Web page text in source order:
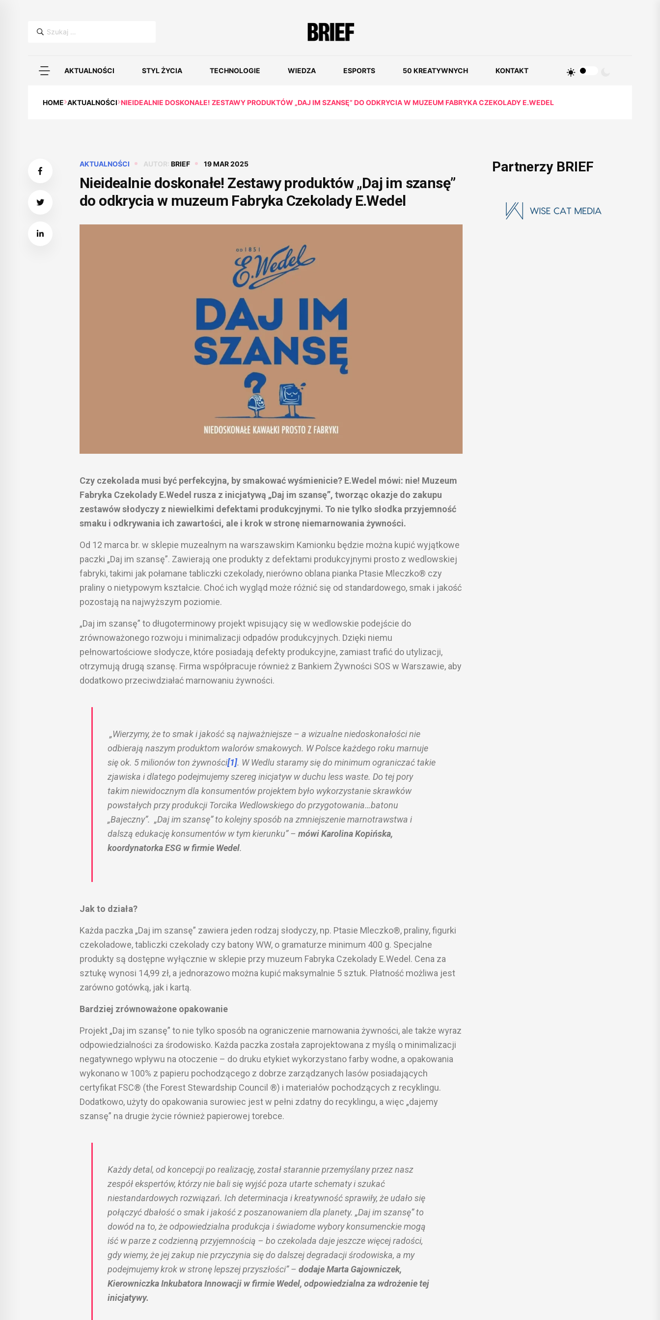
Szukaj:
AKTUALNOŚCI STYL ŻYCIA TECHNOLOGIE WIEDZA ESPORTS 50 KREATYWNYCH KONTAKT
HOME AKTUALNOŚCI NIEIDEALNIE DOSKONAŁE! ZESTAWY PRODUKTÓW „DAJ IM SZANSĘ” DO ODKRYCIA W MUZEUM FABRYKA CZEKOLADY E.WEDEL
AKTUALNOŚCI AUTOR: BRIEF 19 MAR 2025
Nieidealnie doskonałe! Zestawy produktów „Daj im szansę”
do odkrycia w muzeum Fabryka Czekolady E.Wedel
Czy czekolada musi być perfekcyjna, by smakować wyśmienicie? E.Wedel mówi: nie! Muzeum
Fabryka Czekolady E.Wedel rusza z inicjatywą „Daj im szansę”, tworząc okazje do zakupu
zestawów słodyczy z niewielkimi defektami produkcyjnymi. To nie tylko słodka przyjemność
smaku i odkrywania ich zawartości, ale i krok w stronę niemarnowania żywności.
Od 12 marca br. w sklepie muzealnym na warszawskim Kamionku będzie można kupić wyjątkowe
paczki „Daj im szansę”. Zawierają one produkty z defektami produkcyjnymi prosto z wedlowskiej
fabryki, takimi jak połamane tabliczki czekolady, nierówno oblana pianka Ptasie Mleczko® czy
praliny o nietypowym kształcie. Choć ich wygląd może różnić się od standardowego, smak i jakość
pozostają na najwyższym poziomie.
„Daj im szansę” to długoterminowy projekt wpisujący się w wedlowskie podejście do
zrównoważonego rozwoju i minimalizacji odpadów produkcyjnych. Dzięki niemu
pełnowartościowe słodycze, które posiadają defekty produkcyjne, zamiast trafić do utylizacji,
otrzymują drugą szansę. Firma współpracuje również z Bankiem Żywności SOS w Warszawie, aby
dodatkowo przeciwdziałać marnowaniu żywności.
„Wierzymy, że to smak i jakość są najważniejsze – a wizualne niedoskonałości nie
odbierają naszym produktom walorów smakowych. W Polsce każdego roku marnuje
się ok. 5 milionów ton żywności[1]. W Wedlu staramy się do minimum ograniczać takie
zjawiska i dlatego podejmujemy szereg inicjatyw w duchu less waste. Do tej pory
takim niewidocznym dla konsumentów projektem było wykorzystanie skrawków
powstałych przy produkcji Torcika Wedlowskiego do przygotowania…batonu
„Bajeczny”. „Daj im szansę” to kolejny sposób na zmniejszenie marnotrawstwa i
dalszą edukację konsumentów w tym kierunku” – mówi Karolina Kopińska,
koordynatorka ESG w firmie Wedel.
Jak to działa?
Każda paczka „Daj im szansę” zawiera jeden rodzaj słodyczy, np. Ptasie Mleczko®, praliny, figurki
czekoladowe, tabliczki czekolady czy batony WW, o gramaturze minimum 400 g. Specjalne
produkty są dostępne wyłącznie w sklepie przy muzeum Fabryka Czekolady E.Wedel. Cena za
sztukę wynosi 14,99 zł, a jednorazowo można kupić maksymalnie 5 sztuk. Płatność możliwa jest
zarówno gotówką, jak i kartą.
Bardziej zrównoważone opakowanie
Projekt „Daj im szansę” to nie tylko sposób na ograniczenie marnowania żywności, ale także wyraz
odpowiedzialności za środowisko. Każda paczka została zaprojektowana z myślą o minimalizacji
negatywnego wpływu na otoczenie – do druku etykiet wykorzystano farby wodne, a opakowania
wykonano w 100% z papieru pochodzącego z dobrze zarządzanych lasów posiadających
certyfikat FSC® (the Forest Stewardship Council ®) i materiałów pochodzących z recyklingu.
Dodatkowo, użyty do opakowania surowiec jest w pełni zdatny do recyklingu, a więc „dajemy
szansę” na drugie życie również papierowej torebce.
Każdy detal, od koncepcji po realizację, został starannie przemyślany przez nasz
zespół ekspertów, którzy nie bali się wyjść poza utarte schematy i szukać
niestandardowych rozwiązań. Ich determinacja i kreatywność sprawiły, że udało się
połączyć dbałość o smak i jakość z poszanowaniem dla planety. „Daj im szansę” to
dowód na to, że odpowiedzialna produkcja i świadome wybory konsumenckie mogą
iść w parze z codzienną przyjemnością – bo czekolada daje jeszcze więcej radości,
gdy wiemy, że jej zakup nie przyczynia się do dalszej degradacji środowiska, a my
podejmujemy krok w stronę lepszej przyszłości”– dodaje Marta Gajowniczek,
Kierowniczka Inkubatora Innowacji w firmie Wedel, odpowiedzialna za wdrożenie tej
inicjatywy.
Partnerzy BRIEF